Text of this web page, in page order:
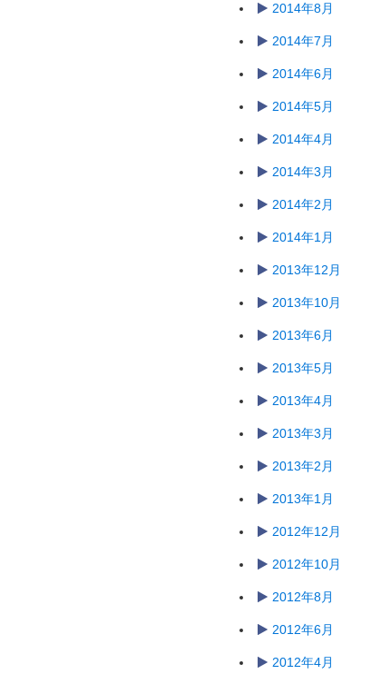
2014年8月
2014年7月
2014年6月
2014年5月
2014年4月
2014年3月
2014年2月
2014年1月
2013年12月
2013年10月
2013年6月
2013年5月
2013年4月
2013年3月
2013年2月
2013年1月
2012年12月
2012年10月
2012年8月
2012年6月
2012年4月